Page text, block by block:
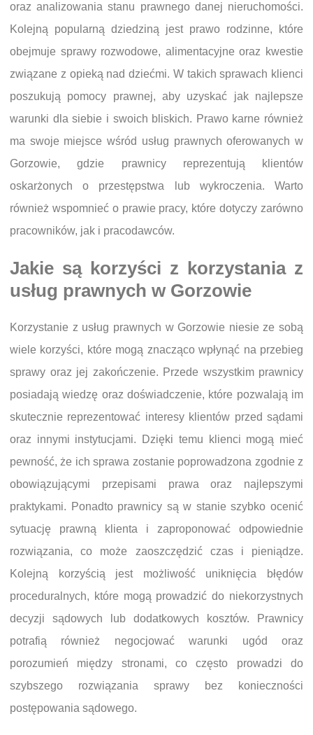
oraz analizowania stanu prawnego danej nieruchomości.
Kolejną popularną dziedziną jest prawo rodzinne, które
obejmuje sprawy rozwodowe, alimentacyjne oraz kwestie
związane z opieką nad dziećmi. W takich sprawach klienci
poszukują pomocy prawnej, aby uzyskać jak najlepsze
warunki dla siebie i swoich bliskich. Prawo karne również
ma swoje miejsce wśród usług prawnych oferowanych w
Gorzowie, gdzie prawnicy reprezentują klientów
oskarżonych o przestępstwa lub wykroczenia. Warto
również wspomnieć o prawie pracy, które dotyczy zarówno
pracowników, jak i pracodawców.
Jakie są korzyści z korzystania z
usług prawnych w Gorzowie
Korzystanie z usług prawnych w Gorzowie niesie ze sobą
wiele korzyści, które mogą znacząco wpłynąć na przebieg
sprawy oraz jej zakończenie. Przede wszystkim prawnicy
posiadają wiedzę oraz doświadczenie, które pozwalają im
skutecznie reprezentować interesy klientów przed sądami
oraz innymi instytucjami. Dzięki temu klienci mogą mieć
pewność, że ich sprawa zostanie poprowadzona zgodnie z
obowiązującymi przepisami prawa oraz najlepszymi
praktykami. Ponadto prawnicy są w stanie szybko ocenić
sytuację prawną klienta i zaproponować odpowiednie
rozwiązania, co może zaoszczędzić czas i pieniądze.
Kolejną korzyścią jest możliwość uniknięcia błędów
proceduralnych, które mogą prowadzić do niekorzystnych
decyzji sądowych lub dodatkowych kosztów. Prawnicy
potrafią również negocjować warunki ugód oraz
porozumień między stronami, co często prowadzi do
szybszego rozwiązania sprawy bez konieczności
postępowania sądowego.